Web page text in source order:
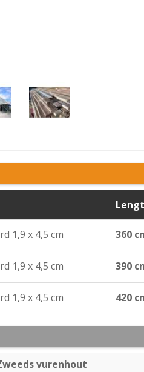
1,9 x 4,5 cm 360
1,9 x 4,5 cm 390
1,9 x 4,5 cm 420
vurenhout